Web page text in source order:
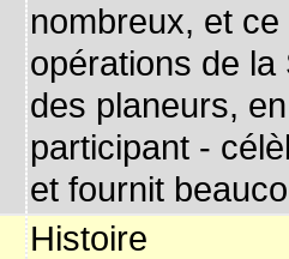
nombreux, et
opérations de
des planeurs,
participant -
et fournit
Histoire